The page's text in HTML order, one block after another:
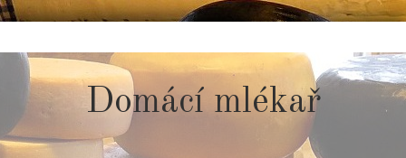
to
content
Domácí mlékař